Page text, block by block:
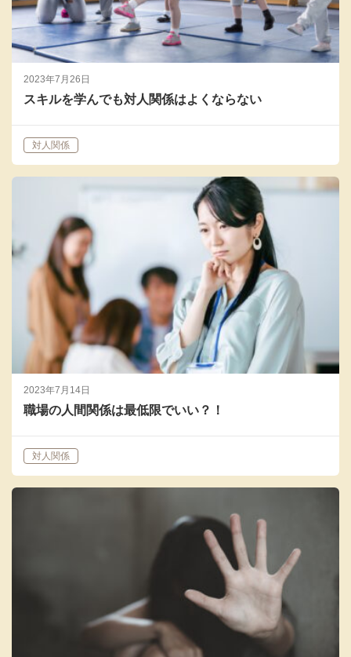
2023年7月26日
スキルを学んでも対人関係はよくならない
対人関係
2023年7月14日
職場の人間関係は最低限でいい？！
対人関係